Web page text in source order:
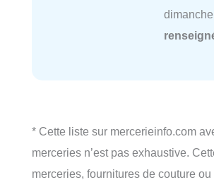
* Cette liste sur mercerieinfo.com
merceries n’est pas exhaustive.
merceries, fournitures de couture